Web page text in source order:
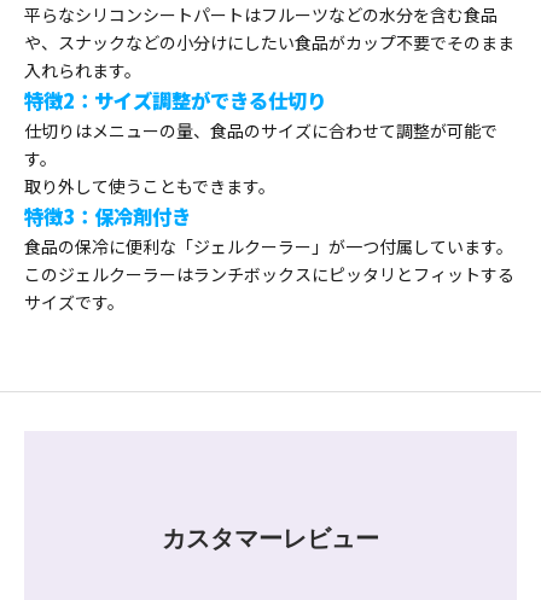
平らなシリコンシートパートはフルーツなどの水分を含む食品
や、スナックなどの小分けにしたい食品がカップ不要でそのまま
入れられます。
特徴2：サイズ調整ができる仕切り
仕切りはメニューの量、食品のサイズに合わせて調整が可能で
す。
取り外して使うこともできます。
特徴3：保冷剤付き
食品の保冷に便利な「ジェルクーラー」が一つ付属しています。
このジェルクーラーはランチボックスにピッタリとフィットする
サイズです。
カスタマーレビュー